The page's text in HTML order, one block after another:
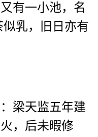
有一小池，名
乳，旧日亦有
梁天监五年建
，后未暇修